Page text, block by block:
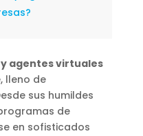
agentes virtuales
lleno de
sus humildes
de
en sofisticados